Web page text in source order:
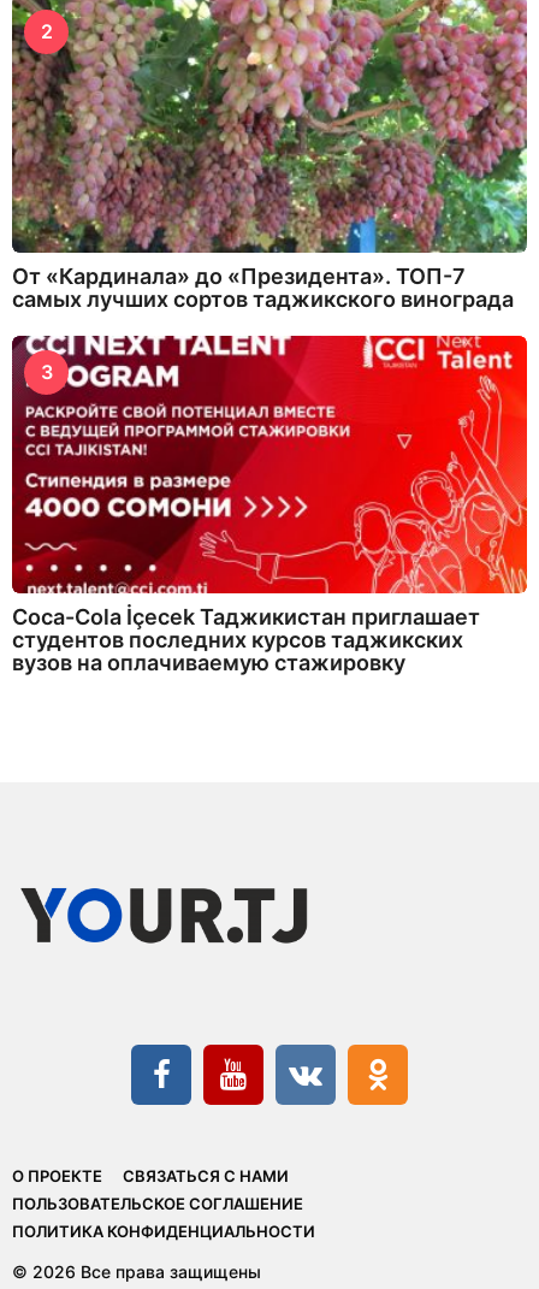
2
От «Кардинала» до «Президента». ТОП-7
самых лучших сортов таджикского винограда
3
Coca-Cola İçecek Таджикистан приглашает
студентов последних курсов таджикских
вузов на оплачиваемую стажировку
О ПРОЕКТЕ
СВЯЗАТЬСЯ С НАМИ
ПОЛЬЗОВАТЕЛЬСКОЕ СОГЛАШЕНИЕ
ПОЛИТИКА КОНФИДЕНЦИАЛЬНОСТИ
© 2026 Все права защищены